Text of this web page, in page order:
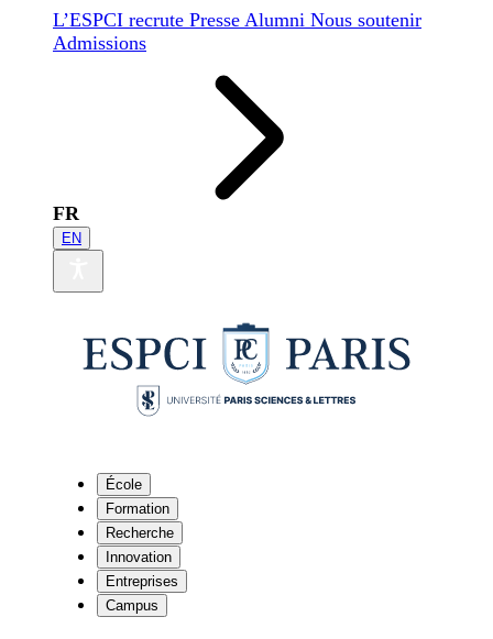
L’ESPCI recrute Presse Alumni Nous soutenir
Admissions
FR
EN
École
Formation
Recherche
Innovation
Entreprises
Campus